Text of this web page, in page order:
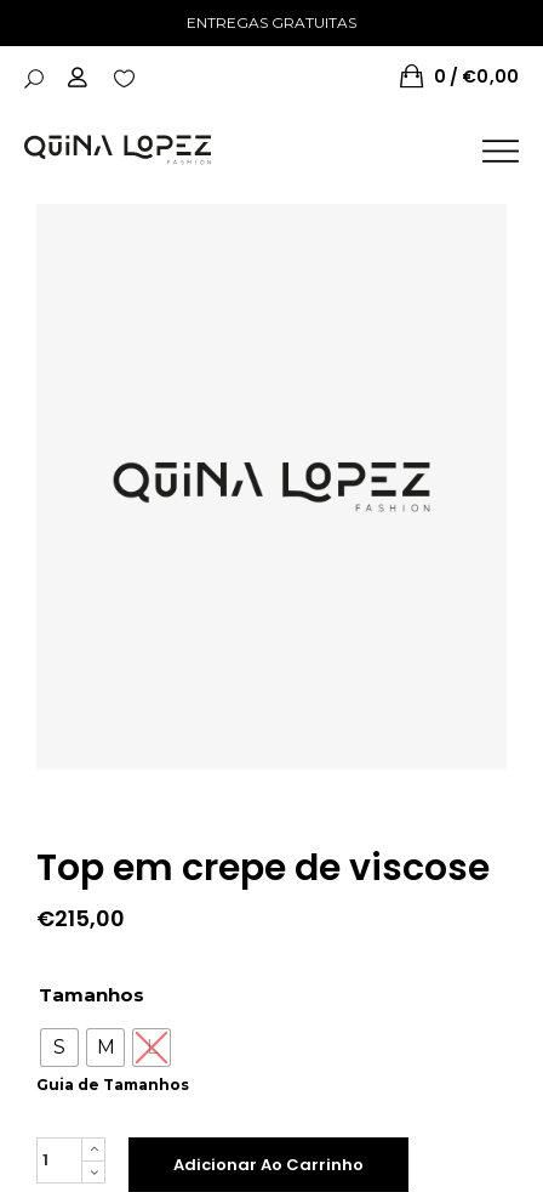
ENTREGAS GRATUITAS
0 €0,00
Top em crepe de viscose
€215,00
Guia de Tamanhos
Tamanhos
S M L
Quantity
Adicionar Ao Carrinho